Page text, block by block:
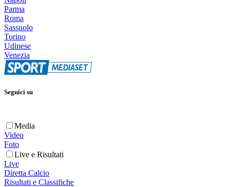
Parma
Roma
Sassuolo
Torino
Udinese
Venezia
Seguici su
Media
Video
Foto
Live e Risultati
Live
Diretta Calcio
Risultati e Classifiche